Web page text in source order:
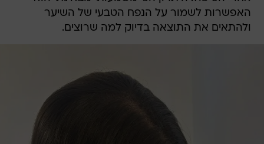
האפשרות לשמור על הנפח הטבעי של השיער
ולהתאים את התוצאה בדיוק למה שרוצים.